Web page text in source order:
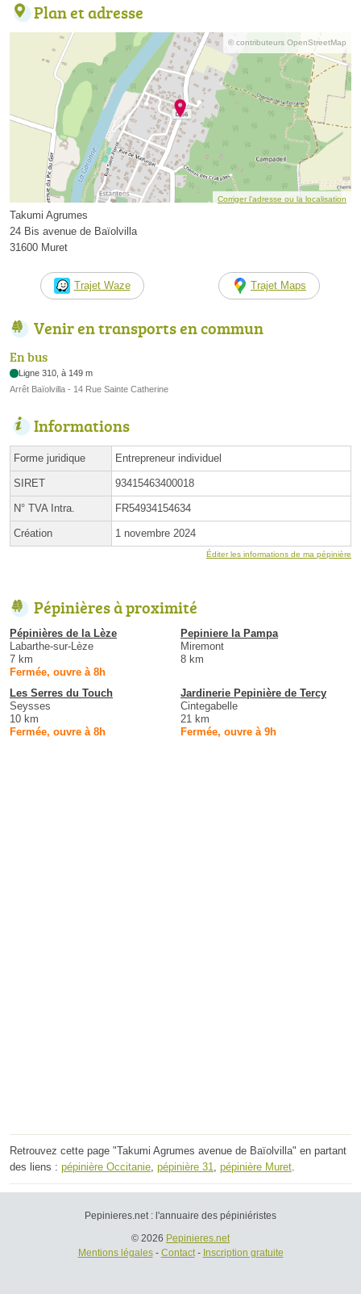
Plan et adresse
© contributeurs OpenStreetMap
Corriger l’adresse ou la localisation
Takumi Agrumes
24 Bis avenue de Baïolvilla
31600 Muret
Trajet Waze Trajet Maps
Venir en transports en commun
En bus
Ligne 310, à 149 m
Arrêt Baïolvilla - 14 Rue Sainte Catherine
Informations
Forme juridique Entrepreneur individuel
SIRET 93415463400018
N° TVA Intra. FR54934154634
Création 1 novembre 2024
Éditer les informations de ma pépinière
Pépinières à proximité
Pépinières de la Lèze
Labarthe-sur-Lèze
7 km
Fermée, ouvre à 8h
Pepiniere la Pampa
Miremont
8 km
Les Serres du Touch
Seysses
10 km
Fermée, ouvre à 8h
Jardinerie Pepinière de Tercy
Cintegabelle
21 km
Fermée, ouvre à 9h
Retrouvez cette page "Takumi Agrumes avenue de Baïolvilla" en partant
des liens : pépinière Occitanie, pépinière 31, pépinière Muret.
Pepinieres.net : l'annuaire des pépiniéristes
© 2026 Pepinieres.net
Mentions légales- Contact- Inscription gratuite